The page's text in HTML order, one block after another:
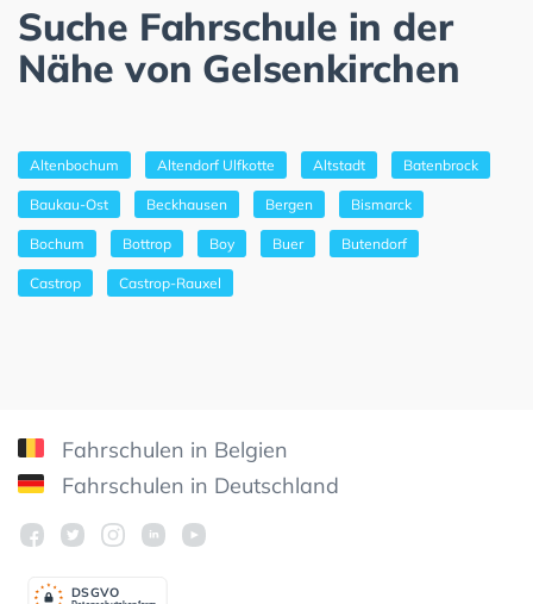
Suche Fahrschule in der
Nähe von Gelsenkirchen
Altenbochum Altendorf Ulfkotte Altstadt Batenbrock
Baukau-Ost Beckhausen Bergen Bismarck
Bochum Bottrop Boy Buer Butendorf
Castrop Castrop-Rauxel
Fahrschulen in Belgien
Fahrschulen in Deutschland
DSGVO